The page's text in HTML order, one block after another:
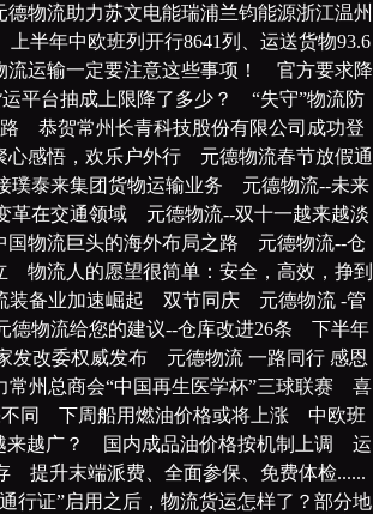
德物流助力苏文电能瑞浦兰钧能源浙江温州
上半年中欧班列开行8641列、运送货物93.6
流运输一定要注意这些事项！ 官方要求降
运平台抽成上限降了多少？ “失守”物流防
路 恭贺常州长青科技股份有限公司成功登
心感悟，欢乐户外行 元德物流春节放假通
璞泰来集团货物运输业务 元德物流--未来
革在交通领域 元德物流--双十一越来越淡
国物流巨头的海外布局之路 元德物流--仓
物流人的愿望很简单：安全，高效，挣到
装备业加速崛起 双节同庆 元德物流 -管
德物流给您的建议--仓库改进26条 下半年
发改委权威发布 元德物流 一路同行 感恩
常州总商会“中国再生医学杯”三球联赛 喜
不同 下周船用燃油价格或将上涨 中欧班
来越广？
国内成品油价格按机制上调 运
提升末端派费、全面参保、免费体检......
行证”启用之后，物流货运怎样了？部分地